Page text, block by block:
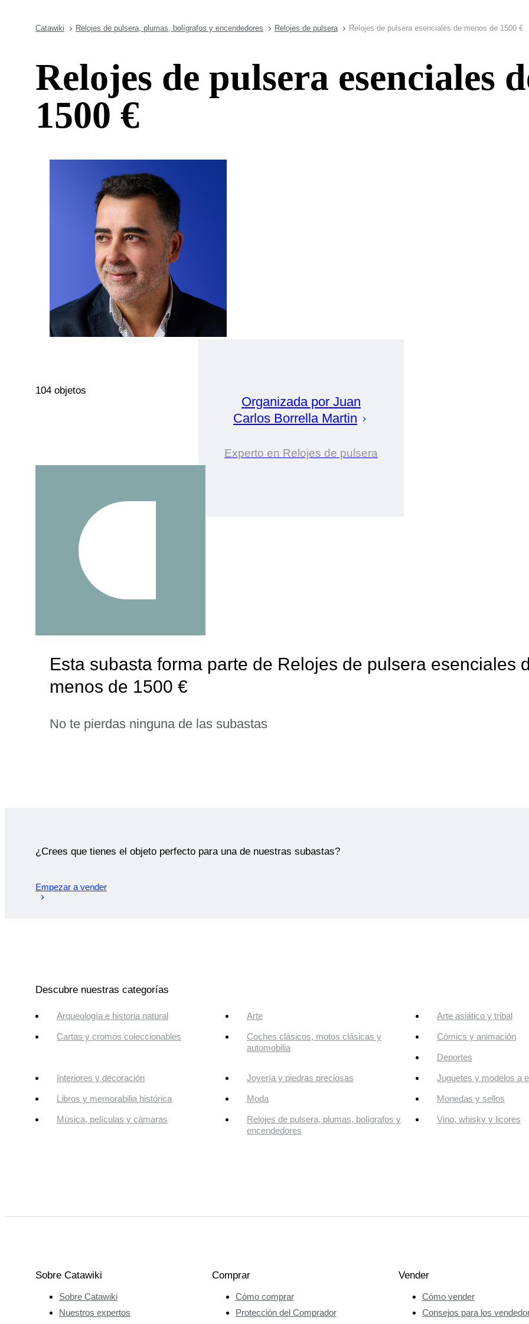
Catawiki Relojes de pulsera, plumas, bolígrafos y encendedores Relojes de pulsera Relojes de pulsera esenciales de menos de 1500 €
Relojes de pulsera esenciales
1500 €
Organizada por Juan
Carlos Borrella Martin
Experto en Relojes de pulsera
104 objetos
Esta subasta forma parte de Relojes de pulsera esenciales
menos de 1500 €
No te pierdas ninguna de las subastas
¿Crees que tienes el objeto perfecto para una de nuestras subastas?
Empezar a vender
Descubre nuestras categorías
Arqueología e historia natural Arte Arte asiático y tribal
Cartas y cromos coleccionables
Coches clásicos, motos clásicas y
automobilia
Cómics y animación
Deportes
Interiores y decoración Joyería y piedras preciosas Juguetes y modelos a
Libros y memorabilia histórica Moda Monedas y sellos
Música, películas y cámaras
Relojes de pulsera, plumas, bolígrafos y
encendedores
Vino, whisky y licores
Sobre Catawiki
Sobre Catawiki
Nuestros expertos
Comprar
Cómo comprar
Protección del Comprador
Vender
Cómo vender
Consejos para los